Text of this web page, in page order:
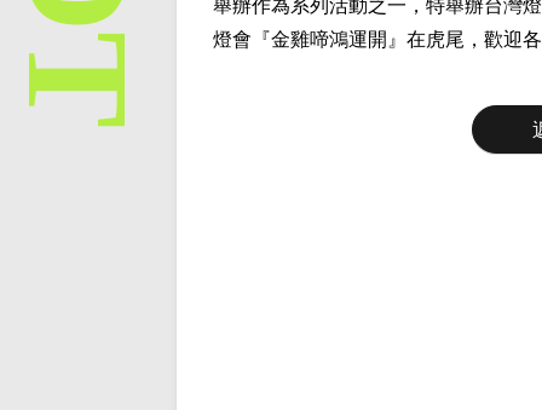
舉辦作為系列活動之一，特舉辦台灣
燈會『金雞啼鴻運開』在虎尾，歡迎